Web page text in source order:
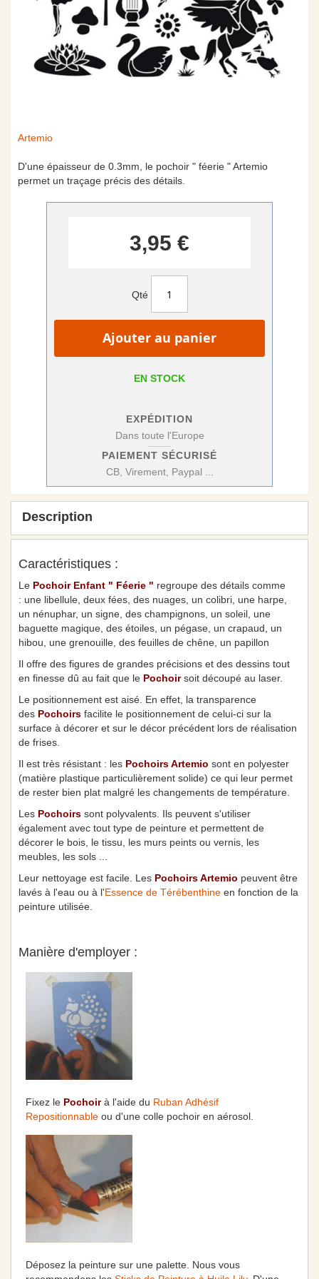
Artemio
D'une épaisseur de 0.3mm, le pochoir " féerie " Artemio
permet un traçage précis des détails.
3,95 €
Qté
Ajouter au panier
EN STOCK
EXPÉDITION
Dans toute l'Europe
PAIEMENT SÉCURISÉ
CB, Virement, Paypal ...
Skip
the
beginning
Description
Caractéristiques :
Le Pochoir Enfant " Féerie " regroupe des détails comme
: une libellule, deux fées, des nuages, un colibri, une harpe,
un nénuphar, un signe, des champignons, un soleil, une
baguette magique, des étoiles, un pégase, un crapaud, un
hibou, une grenouille, des feuilles de chêne, un papillon
Il offre des figures de grandes précisions et des dessins tout
en finesse dû au fait que le Pochoirsoit découpé au laser.
Le positionnement est aisé. En effet, la transparence
des Pochoirs facilite le positionnement de celui-ci sur la
surface à décorer et sur le décor précédent lors de réalisation
de frises.
Il est très résistant : les Pochoirs Artemio sont en polyester
(matière plastique particulièrement solide) ce qui leur permet
de rester bien plat malgré les changements de température.
Les Pochoirs sont polyvalents. Ils peuvent s'utiliser
également avec tout type de peinture et permettent de
décorer le bois, le tissu, les murs peints ou vernis, les
meubles, les sols ...
Leur nettoyage est facile. Les Pochoirs Artemio peuvent être
lavés à l'eau ou à l'Essence de Térébenthine en fonction de la
peinture utilisée.
Manière d'employer :
Fixez le Pochoirà l'aide du Ruban Adhésif
Repositionnable ou d'une colle pochoir en aérosol.
Déposez la peinture sur une palette. Nous vous